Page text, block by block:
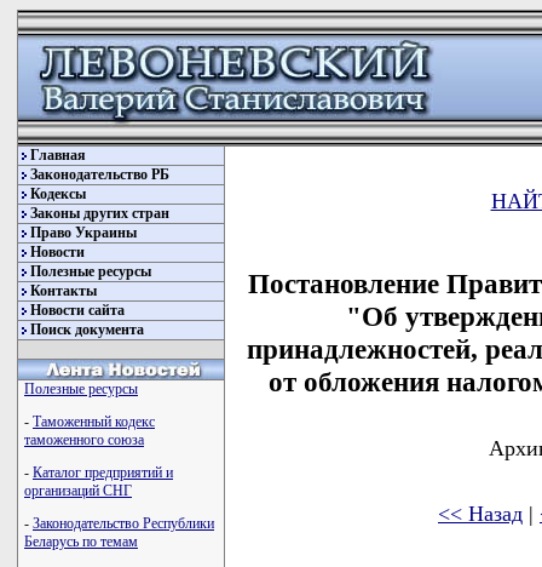
Главная
Законодательство РБ
Кодексы
Законы других стран
Право Украины
Новости
Полезные ресурсы
Контакты
Новости сайта
Поиск документа
Полезные ресурсы
- Таможенный кодекс
таможенного союза
- Каталог предприятий и
организаций СНГ
- Законодательство Республики
Беларусь по темам
Постановление
"Об
принадлежностей,
от обложения
<< Назад |